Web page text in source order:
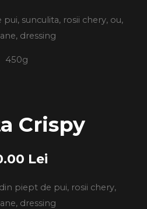
sunculita, rosii chery, ou,
dressing
450g
Crispy
Lei
piept de pui, rosii chery,
dressing